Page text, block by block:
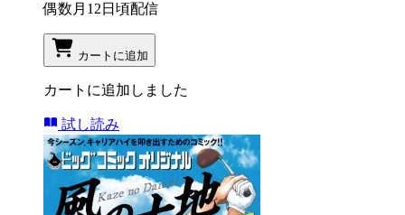
偶数月12日頃配信
カートに追加
カートに追加しました
試し読み